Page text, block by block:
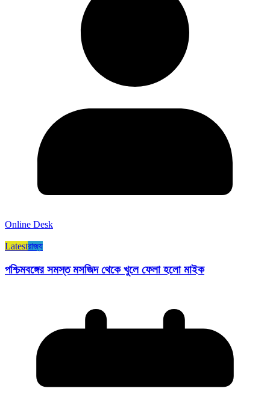
Online Desk
Latestরাজ্য​
পশ্চিমবঙ্গের সমস্ত মসজিদ থেকে খুলে ফেলা হলো মাইক